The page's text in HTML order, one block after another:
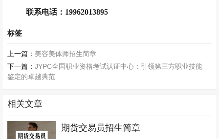
联系电话： 19962013895
标签
上一篇： 美容美体师招生简章
下一篇：JYPC全国职业资格考试认证中心：引领第三方职业技能
鉴定的卓越典范
相关文章
期货交易员招生简章